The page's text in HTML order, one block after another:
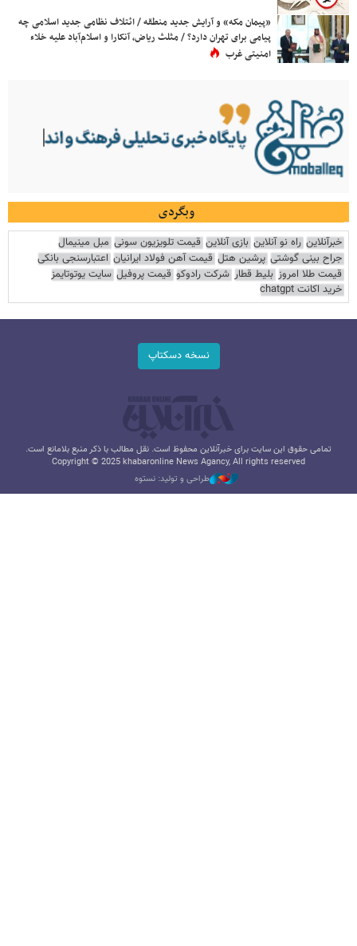
«پیمان مکه» و آرایش جدید منطقه / ائتلاف نظامی جدید اسلامی چه
پیامی برای تهران دارد؟ / مثلث ریاض، آنکارا و اسلام‌آباد علیه خلاء
امنیتی غرب
وبگردی
خبرآنلاین راه نو آنلاین بازی آنلاین قیمت تلویزیون سونی مبل مینیمال
جراح بینی گوشتی پرشین هتل قیمت آهن فولاد ایرانیان اعتبارسنجی بانکی
قیمت طلا امروز بلیط قطار شرکت رادوکو قیمت پروفیل سایت یوتوتایمز
خرید اکانت chatgpt
نسخه دسکتاپ
تمامی حقوق این سایت برای خبرآنلاین محفوظ است. نقل مطالب با ذکر منبع بلامانع است.
Copyright © 2025 khabaronline News Agancy, All rights reserved
طراحی و تولید: نستوه